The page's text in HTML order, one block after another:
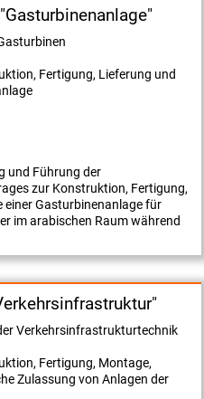
Fertigung, Lieferung und
und Führung der
zur Konstruktion, Fertigung,
Gasturbinenanlage für
im arabischen Raum während
Verkehrsinfrastrukturtechnik
Fertigung, Montage,
Zulassung von Anlagen der